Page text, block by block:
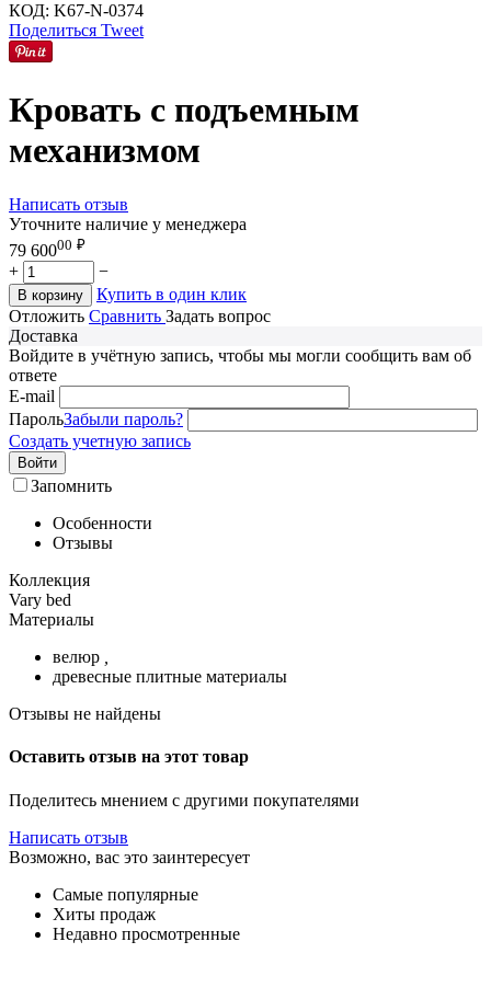
КОД: K67-N-0374
Поделиться Tweet
Кровать с подъемным
механизмом
Написать отзыв
Уточните наличие у менеджера
79 60000 ₽
+ −
В корзину
Купить в один клик
Отложить Сравнить Задать вопрос
Доставка
Войдите в учётную запись, чтобы мы могли сообщить вам об
ответе
E-mail
ПарольЗабыли пароль?
Создать учетную запись
Войти
Запомнить
Особенности
Отзывы
Коллекция
Vary bed
Материалы
велюр
древесные плитные материалы
Отзывы не найдены
Оставить отзыв на этот товар
Поделитесь мнением с другими покупателями
Написать отзыв
Возможно, вас это заинтересует
Самые популярные
Хиты продаж
Недавно просмотренные